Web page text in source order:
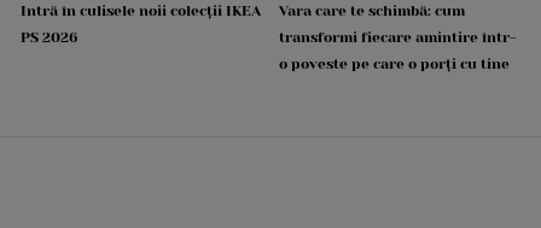
Intră în culisele noii colecții IKEA
PS 2026
Vara care te schimbă: cum
transformi fiecare amintire într-
o poveste pe care o porți cu tine